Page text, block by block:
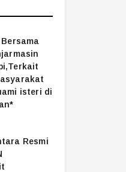
isteri di
Resmi